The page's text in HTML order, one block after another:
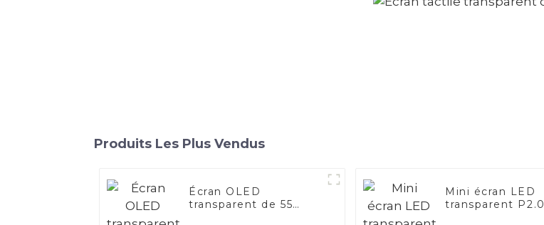
Produits Les Plus Vendus
Écran OLED
transparent de 55
Mini écran LED
transparent P2.0